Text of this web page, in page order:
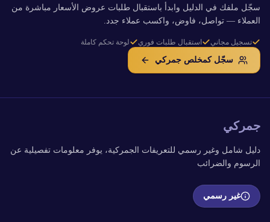
سجّل ملفك في الدليل وابدأ باستقبال طلبات عروض الأسعار مباشرة من
العملاء — تواصل، فاوض، واكسب عملاء جدد.
تسجيل مجاني استقبال طلبات فوري لوحة تحكم كاملة
سجّل كمخلص جمركي
جمركي
دليل شامل وغير رسمي للتعريفات الجمركية، يوفر معلومات تفصيلية عن
الرسوم والضرائب
غير رسمي